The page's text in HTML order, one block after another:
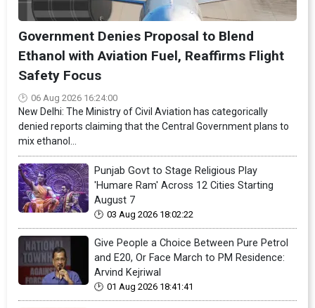
Government Denies Proposal to Blend
Ethanol with Aviation Fuel, Reaffirms Flight
Safety Focus
06 Aug 2026 16:24:00
New Delhi: The Ministry of Civil Aviation has categorically
denied reports claiming that the Central Government plans to
mix ethanol...
Punjab Govt to Stage Religious Play
'Humare Ram' Across 12 Cities Starting
August 7
03 Aug 2026 18:02:22
Give People a Choice Between Pure Petrol
and E20, Or Face March to PM Residence:
Arvind Kejriwal
01 Aug 2026 18:41:41